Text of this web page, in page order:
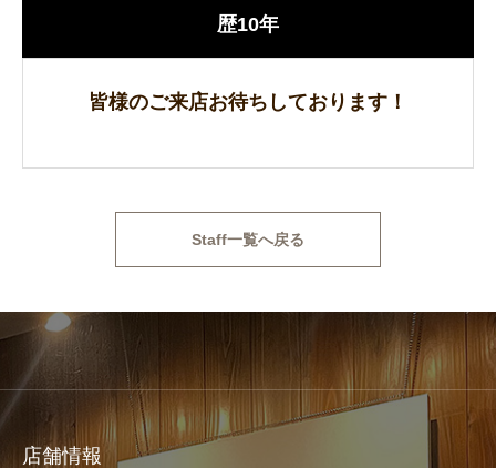
歴10年
皆様のご来店お待ちしております！
Staff一覧へ戻る
店舗情報